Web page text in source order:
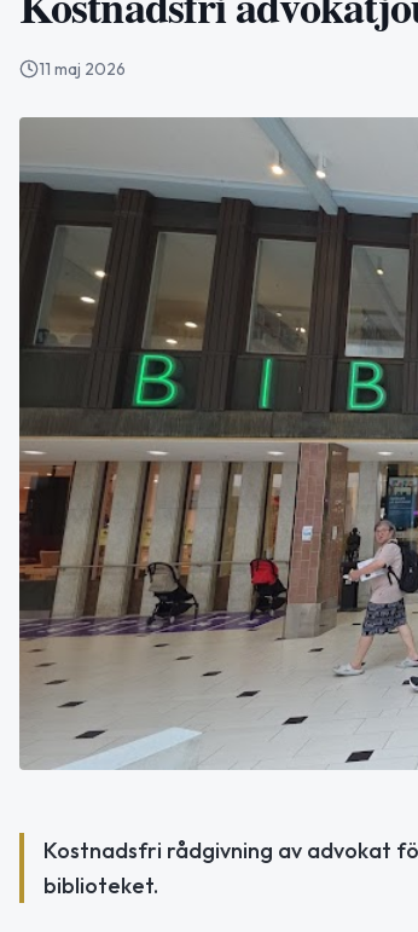
11 maj 2026
Kostnadsfri rådgivning av advokat
biblioteket.